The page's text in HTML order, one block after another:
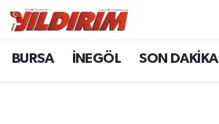
BURSA İNEGÖL SON DAKİKA
BURSA
Bursa Nöbetçi Eczaneler